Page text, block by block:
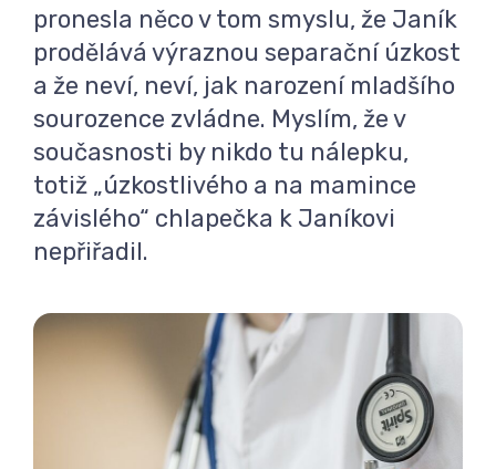
pronesla něco v tom smyslu, že Janík
prodělává výraznou separační úzkost
a že neví, neví, jak narození mladšího
sourozence zvládne. Myslím, že v
současnosti by nikdo tu nálepku,
totiž „úzkostlivého a na mamince
závislého“ chlapečka k Janíkovi
nepřiřadil.